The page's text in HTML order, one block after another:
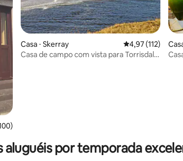
avaliação média de 5, 100 avaliações
Casa ⋅ Skerray 4,97 de uma
4,97 (112)
Casa de campo com vista para Torrisdale
aluguéis por temporada